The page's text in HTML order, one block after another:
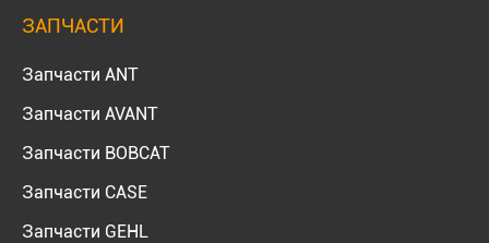
ЗАПЧАСТИ
Запчасти ANT
Запчасти AVANT
Запчасти BOBCAT
Запчасти CASE
Запчасти GEHL